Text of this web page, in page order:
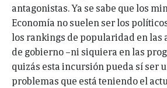
antagonistas. Ya se sabe que los
Economía no suelen ser los
los rankings de popularidad en las
de gobierno –ni siquiera en las
quizás esta incursión pueda sí ser
problemas que está teniendo el